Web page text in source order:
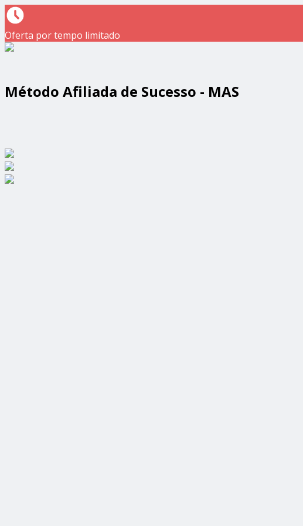
Oferta por tempo limitado
Método Afiliada de Sucesso - MAS